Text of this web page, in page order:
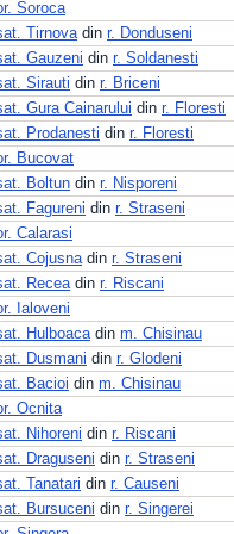
Soroca
Tirnovadin r. Donduseni
Gauzeni din r. Soldanesti
Sirauti din r. Briceni
Gura Cainarului din r. Floresti
Prodanesti din r. Floresti
Bucovat
Boltun din r. Nisporeni
Fagureni din r. Straseni
Calarasi
Cojusnadin r. Straseni
Receadin r. Riscani
Ialoveni
Hulboacadin m. Chisinau
Dusmani din r. Glodeni
Bacioi din m. Chisinau
Ocnita
Nihoreni din r. Riscani
Draguseni din r. Straseni
Tanatari din r. Causeni
Bursuceni din r. Singerei